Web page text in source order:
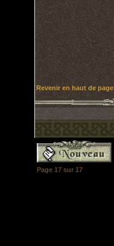
Revenir en haut de page
Page 17sur 17